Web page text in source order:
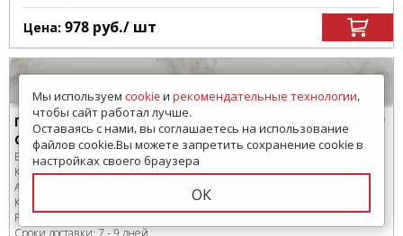
Цена: 978 руб./ шт
Плинтус
Серый Светлый Матовый Обрезной 80x9.5x0.9
Бренд:Kerama Marazzi
Коллекция:Монте Тиберио
Артикул:
Код товара:
Размер:
Мы используем cookieи рекомендательные технологии,
чтобы сайт работал лучше.
Оставаясь с нами, вы соглашаетесь на использование
файлов cookie.Вы можете запретить сохранение cookie в
настройках своего браузера
ОК